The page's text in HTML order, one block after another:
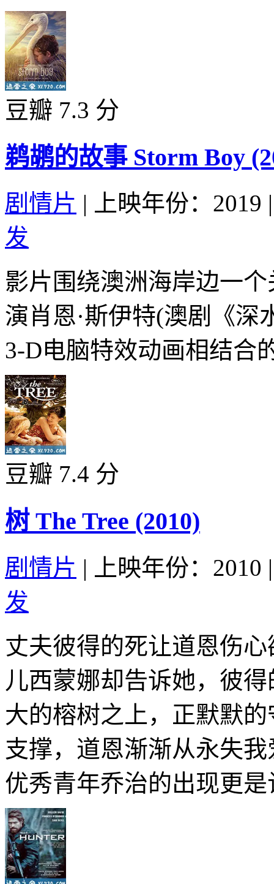
豆瓣 7.3 分
鹈鹕的故事 Storm Boy
剧情片 | 上映年份：2019 |
发
影片围绕澳洲海岸边一
演肖恩·斯伊特(澳剧《深
3-D电脑特效动画相结合
豆瓣 7.4 分
树 The Tree (2010)
剧情片 | 上映年份：2010 |
发
丈夫彼得的死让道恩伤
儿西蒙娜却告诉她，彼
大的榕树之上，正默默
支撑，道恩渐渐从永失
优秀青年乔治的出现更